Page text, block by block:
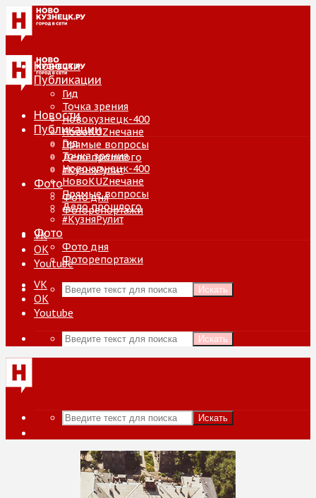
Новости
Публикации
Гид
Точка зрения
Новокузнецк-400
НовоKUZнечане
Прямые вопросы
Дело прошлого
#КузняРулит
Фото
Фото дня
Фоторепортажи
VK
ОК
Youtube
Искать
Новости
Публикации
Гид
Точка зрения
Новокузнецк-400
НовоKUZнечане
Прямые вопросы
Дело прошлого
#КузняРулит
Фото
Фото дня
Фоторепортажи
VK
ОК
Youtube
Искать
Искать